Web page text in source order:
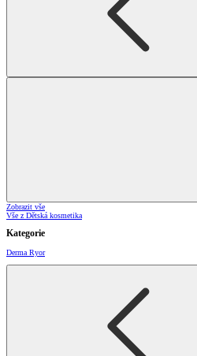
Zobrazit vše
Vše z Dětská kosmetika
Kategorie
Derma Ryor